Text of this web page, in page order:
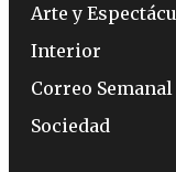
Arte y
Interior
Correo Semanal
Sociedad